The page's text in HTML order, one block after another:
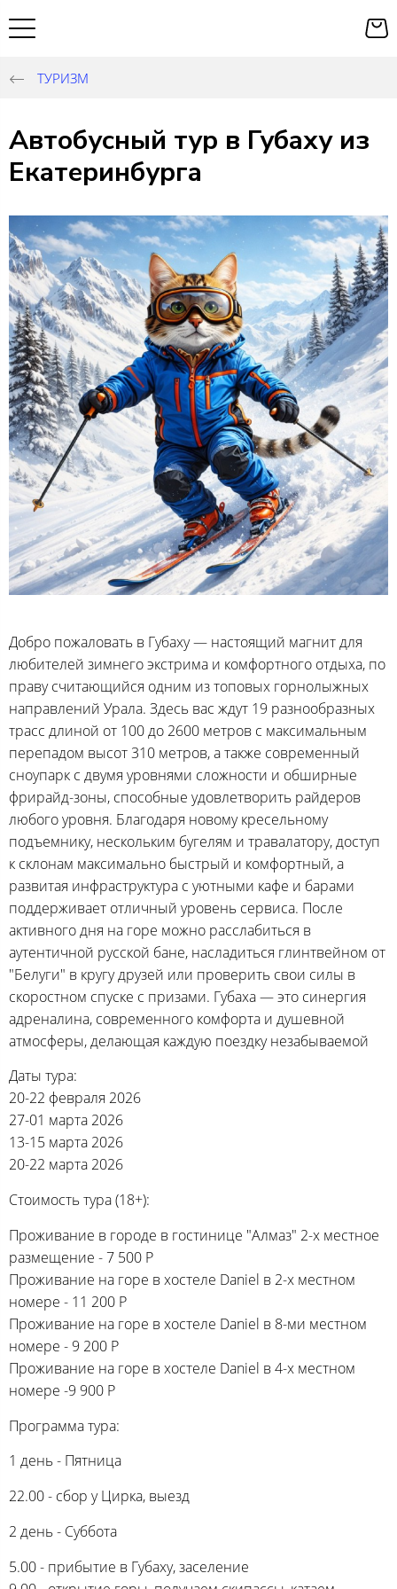
ТУРИЗМ
Автобусный тур в Губаху из
Екатеринбурга
Добро пожаловать в Губаху — настоящий магнит для
любителей зимнего экстрима и комфортного отдыха, по
праву считающийся одним из топовых горнолыжных
направлений Урала. Здесь вас ждут 19 разнообразных
трасс длиной от 100 до 2600 метров с максимальным
перепадом высот 310 метров, а также современный
сноупарк с двумя уровнями сложности и обширные
фрирайд-зоны, способные удовлетворить райдеров
любого уровня. Благодаря новому кресельному
подъемнику, нескольким бугелям и травалатору, доступ
к склонам максимально быстрый и комфортный, а
развитая инфраструктура с уютными кафе и барами
поддерживает отличный уровень сервиса. После
активного дня на горе можно расслабиться в
аутентичной русской бане, насладиться глинтвейном от
"Белуги" в кругу друзей или проверить свои силы в
скоростном спуске с призами. Губаха — это синергия
адреналина, современного комфорта и душевной
атмосферы, делающая каждую поездку незабываемой
Даты тура:
20-22 февраля 2026
27-01 марта 2026
13-15 марта 2026
20-22 марта 2026
Стоимость тура (18+):
Проживание в городе в гостинице "Алмаз" 2-х местное
размещение - 7 500 Р
Проживание на горе в хостеле Daniel в 2-х местном
номере - 11 200 Р
Проживание на горе в хостеле Daniel в 8-ми местном
номере - 9 200 Р
Проживание на горе в хостеле Daniel в 4-х местном
номере -9 900 Р
Программа тура:
1 день - Пятница
22.00 - сбор у Цирка, выезд
2 день - Суббота
5.00 - прибытие в Губаху, заселение